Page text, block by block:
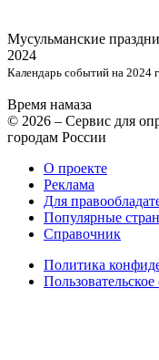
Мусульманские
2024
Календарь событий на 2024
Время намаза
© 2026 – Сервис для
городам России
О проекте
Реклама
Для
Популярные
Справочник
Политика